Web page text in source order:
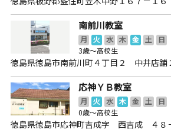
南前川教室
月 火 水 木 金 土
日
3歳～高校生
徳島県徳島市南前川町４丁目２ 中井店舗
応神ＹＢ教室
月 火 水 木 金 土
日
0歳～高校生
徳島県徳島市応神町吉成字 西吉成 ４８